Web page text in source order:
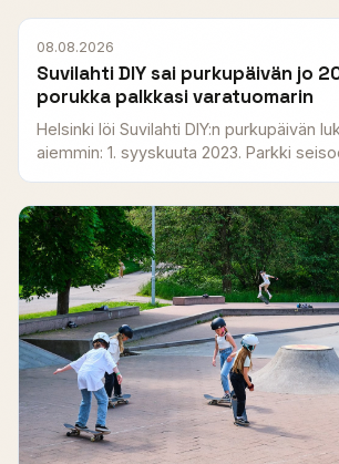
08.08.2026
Suvilahti DIY sai purkupäivän jo
porukka palkkasi varatuomarin
Helsinki löi Suvilahti DIY:n purkupäivän
aiemmin: 1. syyskuuta 2023. Parkki